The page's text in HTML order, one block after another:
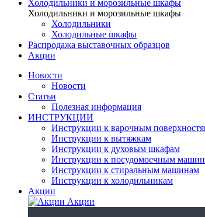
Холодильники и морозильные шкафы
Холодильники и морозильные шкафы
Холодильники
Холодильные шкафы
Распродажа выставочных образцов
Акции
Новости
Новости
Статьи
Полезная информация
ИНСТРУКЦИИ
Инструкции к варочным
Инструкции к вытяжкам
Инструкции к духовым шкафам
Инструкции к посудомоечным
Инструкции к стиральным машинам
Инструкции к холодильникам
Акции
Акции